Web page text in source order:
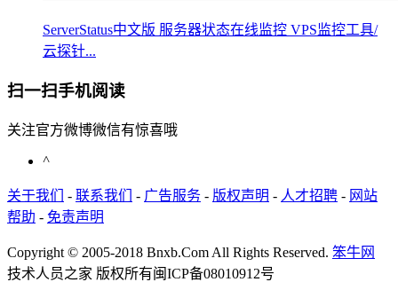
ServerStatus中文版 服务器状态在线监控 VPS监控工具/
云探针...
扫一扫手机阅读
关注官方微博微信有惊喜哦
^
关于我们 - 联系我们 - 广告服务 - 版权声明 - 人才招聘 - 网站
帮助 - 免责声明
Copyright © 2005-2018 Bnxb.Com All Rights Reserved. 笨牛网
技术人员之家 版权所有闽ICP备08010912号